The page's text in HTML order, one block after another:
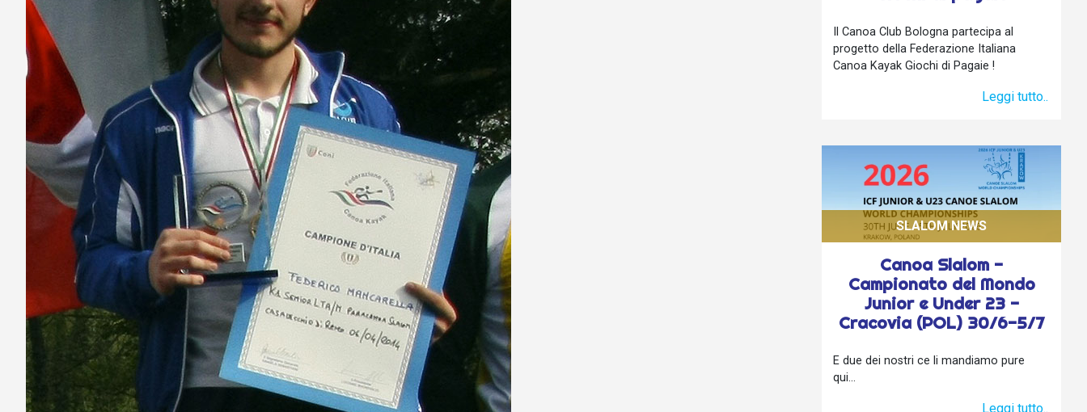
Il Canoa Club Bologna partecipa al
progetto della Federazione Italiana
Canoa Kayak Giochi di Pagaie !
Leggi tutto..
Canoa Slalom -
Campionato del Mondo
Junior e Under 23 -
Cracovia (POL) 30/6-5/7
SLALOM NEWS
E due dei nostri ce li mandiamo pure
qui...
Leggi tutto..